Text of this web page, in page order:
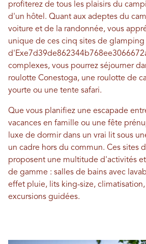
profiterez de tous les plaisirs du
d'un hôtel. Quant aux adeptes du
voiture et de la randonnée, vous
unique de ces cinq sites de glamping
complexes, vous pourrez séjourner
roulotte Conestoga, une roulotte de
yourte ou une tente safari.
Que vous planifiez une escapade
vacances en famille ou une fête
luxe de dormir dans un vrai lit sous
un cadre hors du commun. Ces sites
proposent une multitude d'activités
de gamme : salles de bains avec
effet pluie, lits king-size,
excursions guidées.